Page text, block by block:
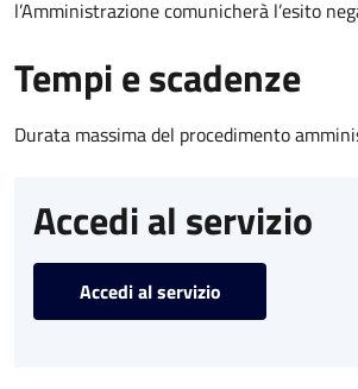
l’Amministrazione comunicherà l’esito
Tempi e scadenze
Durata massima del procedimento
Accedi al servizio
Accedi al servizio